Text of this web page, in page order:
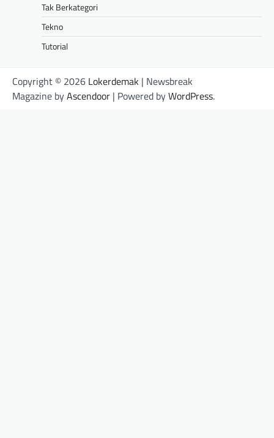
Tak Berkategori
Tekno
Tutorial
Copyright © 2026 Lokerdemak | Newsbreak
Magazine byAscendoor | Powered byWordPress.